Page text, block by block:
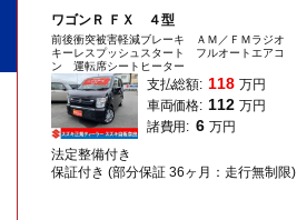
ワゴンＲ ＦＸ ４型
前後衝突被害軽減ブレーキ ＡＭ／ＦＭラジオ
キーレスプッシュスタート フルオートエアコ
ン 運転席シートヒーター
支払総額: 118 万円
車両価格: 112 万円
諸費用: 6 万円
法定整備付き
保証付き (部分保証 36ヶ月：走行無制限)